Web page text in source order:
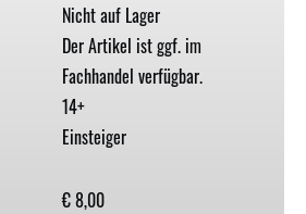
Nicht auf Lager
Der Artikel ist ggf. im
Fachhandel verfügbar.
14+
Einsteiger
€ 8,00